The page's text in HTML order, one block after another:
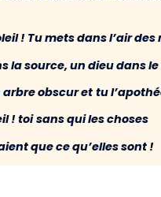
! Tu mets dans l’air des
la source, un dieu dans
arbre obscur et tu
! toisans qui les choses
que ce qu’elles sont !